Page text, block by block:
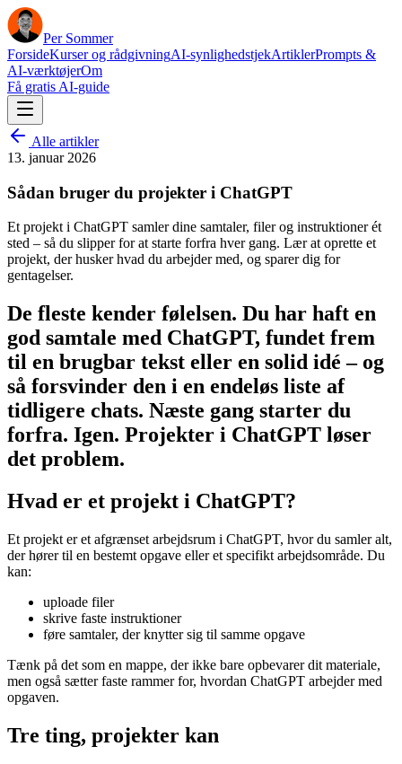
Per Sommer
ForsideKurser og rådgivningAI-synlighedstjekArtiklerPrompts &
AI-værktøjerOm
Få gratis AI-guide
Alle artikler
13. januar 2026
Sådan bruger du projekter i ChatGPT
Et projekt i ChatGPT samler dine samtaler, filer og instruktioner ét
sted – så du slipper for at starte forfra hver gang. Lær at oprette et
projekt, der husker hvad du arbejder med, og sparer dig for
gentagelser.
De fleste kender følelsen. Du har haft en
god samtale med ChatGPT, fundet frem
til en brugbar tekst eller en solid idé – og
så forsvinder den i en endeløs liste af
tidligere chats. Næste gang starter du
forfra. Igen. Projekter i ChatGPT løser
det problem.
Hvad er et projekt i ChatGPT?
Et projekt er et afgrænset arbejdsrum i ChatGPT, hvor du samler alt,
der hører til en bestemt opgave eller et specifikt arbejdsområde. Du
kan:
uploade filer
skrive faste instruktioner
føre samtaler, der knytter sig til samme opgave
Tænk på det som en mappe, der ikke bare opbevarer dit materiale,
men også sætter faste rammer for, hvordan ChatGPT arbejder med
opgaven.
Tre ting, projekter kan